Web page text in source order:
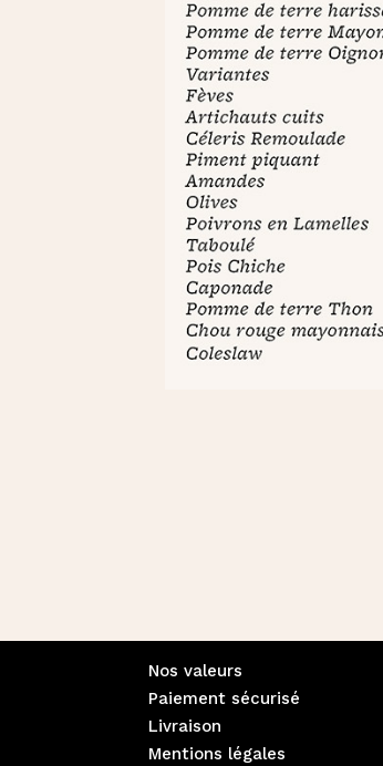
Nos valeurs
Paiement sécurisé
Livraison
Mentions légales